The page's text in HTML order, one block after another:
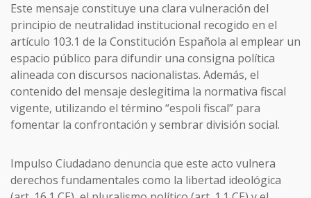
Este mensaje constituye una clara vulneración del
principio de neutralidad institucional recogido en el
artículo 103.1 de la Constitución Española al emplear un
espacio público para difundir una consigna política
alineada con discursos nacionalistas. Además, el
contenido del mensaje deslegitima la normativa fiscal
vigente, utilizando el término “espoli fiscal” para
fomentar la confrontación y sembrar división social.
Impulso Ciudadano denuncia que este acto vulnera
derechos fundamentales como la libertad ideológica